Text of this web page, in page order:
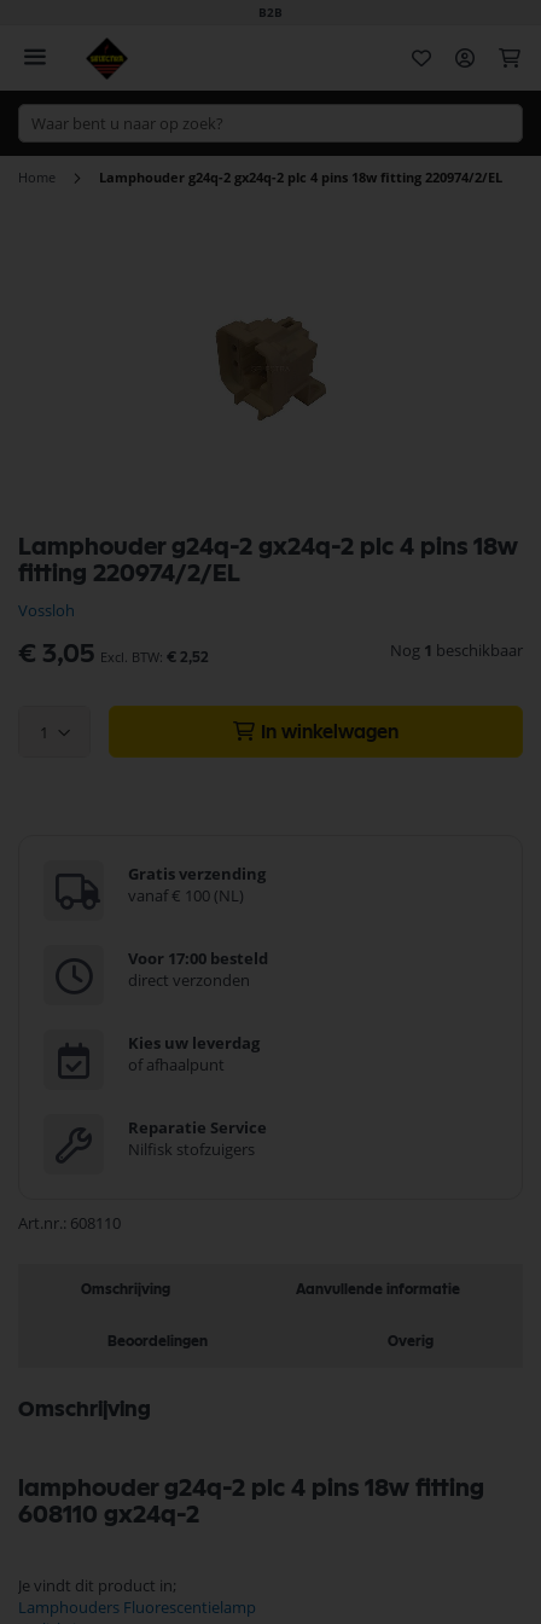
B2B
Home Lamphouder g24q-2 gx24q-2 plc 4 pins 18w fitting 220974/2/EL
Lamphouder g24q-2 gx24q-2 plc 4 pins 18w
fitting 220974/2/EL
Vossloh
€ 3,05 € 2,52 Nog 1 beschikbaar
1 In winkelwagen
Gratis verzending
vanaf € 100 (NL)
Voor 17:00 besteld
direct verzonden
Kies uw leverdag
of afhaalpunt
Reparatie Service
Nilfisk stofzuigers
Art.nr. 608110
naar
het
van
de
afbeeldingen-
Omschrijving Aanvullende informatie
Beoordelingen Overig
Omschrijving
lamphouder g24q-2 plc 4 pins 18w fitting
608110 gx24q-2
Je vindt dit product in;
Lamphouders Fluorescentielamp